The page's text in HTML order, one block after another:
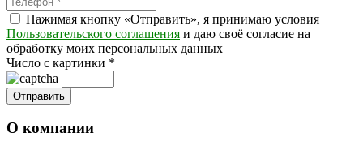
Нажимая кнопку «Отправить», я принимаю условия
Пользовательского соглашения и даю своё согласие на
обработку моих персональных данных
Число с картинки *
О компании